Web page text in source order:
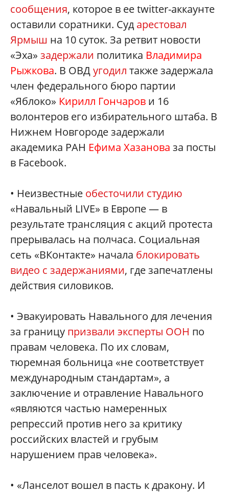
сообщения, которое в ее twitter-аккаунте
оставили соратники. Суд арестовал
Ярмыш на 10 суток. За ретвит новости
«Эха» задержали политика Владимира
Рыжкова. В ОВДугодил также задержала
член федерального бюро партии
«Яблоко» Кирилл Гончаров и 16
волонтеров его избирательного штаба. В
Нижнем Новгороде задержали
академика РАН Ефима Хазанова за посты
в Facebook.
• Неизвестные обесточили студию
«Навальный LIVE» в Европе — в
результате трансляция с акций протеста
прерывалась на полчаса. Социальная
сеть «ВКонтакте» начала блокировать
видео с задержаниями, где запечатлены
действия силовиков.
• Эвакуировать Навального для лечения
за границу призвали эксперты ООН по
правам человека. По их словам,
тюремная больница «не соответствует
международным стандартам», а
заключение и отравление Навального
«являются частью намеренных
репрессий против него за критику
российских властей и грубым
нарушением прав человека».
• «Ланселот вошел в пасть к дракону. И